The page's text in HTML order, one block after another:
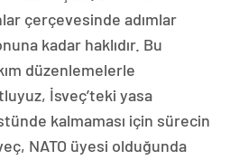
çerçevesinde adımlar
kadar haklıdır. Bu
düzenlemelerle
İsveç’teki yasa
kalmaması için sürecin
NATO üyesi olduğunda